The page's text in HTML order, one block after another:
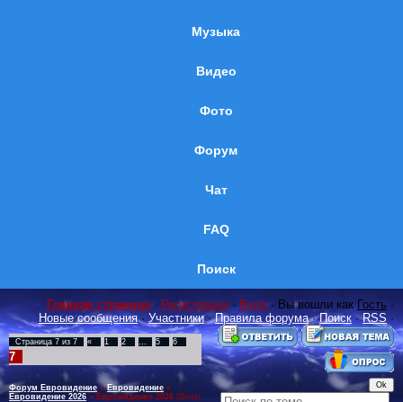
Музыка
Видео
Фото
Форум
Чат
FAQ
Поиск
Главная страница· Регистрация·Вход · Вы вошли какГость ·
Новые сообщения·Участники·Правила форума·Поиск·RSS·
Страница7из7 « 1 2 … 5 6
7
Форум Евровидение » Евровидение »
Евровидение 2026 » Евровидение 2026 (Вена)